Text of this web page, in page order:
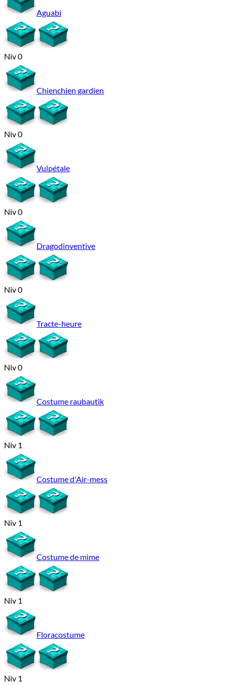
Aguabi
Niv 0
Chienchien gardien
Niv 0
Vulpétale
Niv 0
Dragodinventive
Niv 0
Tracte-heure
Niv 0
Costume raubautik
Niv 1
Costume d'Air-mess
Niv 1
Costume de mime
Niv 1
Floracostume
Niv 1